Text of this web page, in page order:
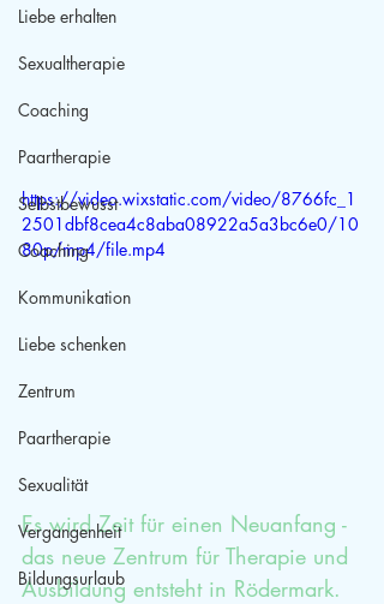
Liebe erhalten
Sexualtherapie
Coaching
Paartherapie
Selbstbewusst
Coaching
Kommunikation
Liebe schenken
Zentrum
Paartherapie
Sexualität
Vergangenheit
Bildungsurlaub
https://video.wixstatic.com/video/8766fc_1
2501dbf8cea4c8aba08922a5a3bc6e0/10
80p/mp4/file.mp4
Es wird Zeit für einen Neuanfang -
das neue Zentrum für Therapie und
Ausbildung entsteht in Rödermark.